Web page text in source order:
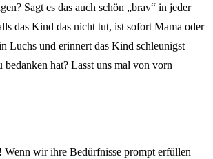
Sagt es das auch schön „brav“ in jeder
das Kind das nicht tut, ist sofort Mama oder
Luchs und erinnert das Kind schleunigst
bedanken hat? Lasst uns mal von vorn
Wenn wir ihre Bedürfnisse prompt erfüllen